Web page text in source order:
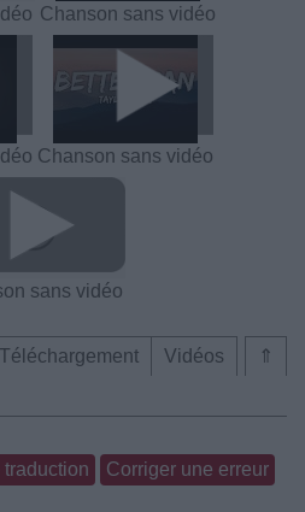
Chanson sans vidéo
Chanson sans vidéo
sans vidéo
⇑
Téléchargement
Vidéos
traduction Corriger une erreur